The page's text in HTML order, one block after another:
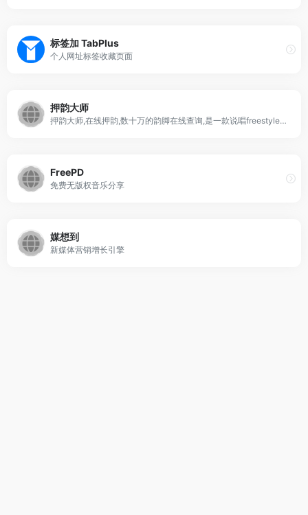
标签加 TabPlus
个人网址标签收藏页面
押韵大师
押韵大师,在线押韵,数十万的韵脚在线查询,是一款说唱freestyle的神器。
FreePD
免费无版权音乐分享
媒想到
新媒体营销增长引擎